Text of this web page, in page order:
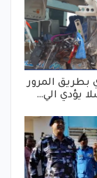
بطريق المرور
يؤدي الي…